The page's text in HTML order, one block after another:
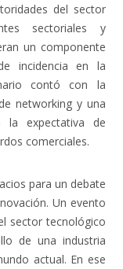
del sector
sectoriales y
un componente
incidencia en la
contó con la
networking y una
la expectativa de
comerciales.
para un debate
Un evento
sector tecnológico
de una industria
actual. En ese